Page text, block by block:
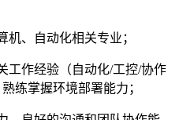
机、自动化相关专业；
工作经验（自动化/工控/协作
练掌握环境部署能力；